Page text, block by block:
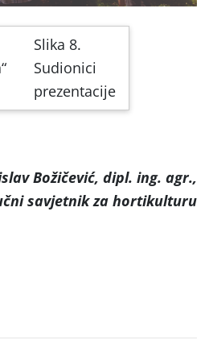
Slika 8.
Sudionici
prezentacije
Božičević, dipl. ing. agr.,
savjetnik za hortikulturu